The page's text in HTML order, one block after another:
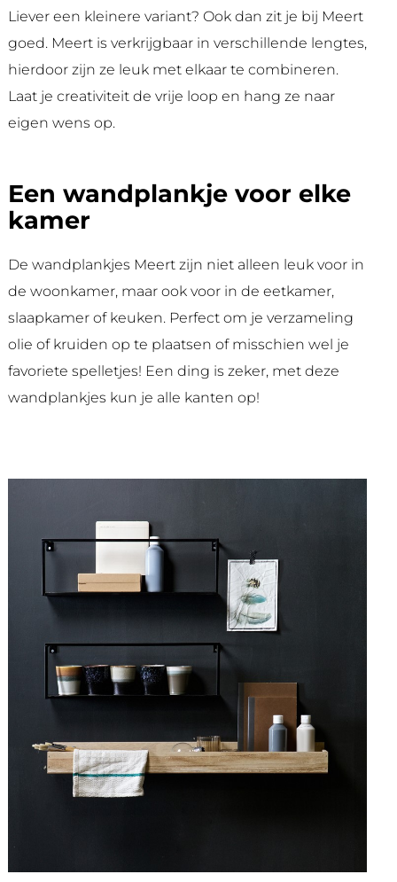
Liever een kleinere variant? Ook dan zit je bij Meert
goed. Meert is verkrijgbaar in verschillende lengtes,
hierdoor zijn ze leuk met elkaar te combineren.
Laat je creativiteit de vrije loop en hang ze naar
eigen wens op.
Een wandplankje voor elke
kamer
De wandplankjes Meert zijn niet alleen leuk voor in
de woonkamer, maar ook voor in de eetkamer,
slaapkamer of keuken. Perfect om je verzameling
olie of kruiden op te plaatsen of misschien wel je
favoriete spelletjes! Een ding is zeker, met deze
wandplankjes kun je alle kanten op!